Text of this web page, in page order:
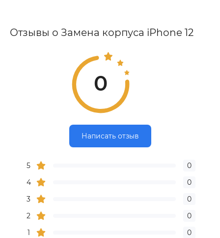
Отзывы о Замена корпуса iPhone 12
0
Написать отзыв
5
0
4
0
3
0
2
0
1
0